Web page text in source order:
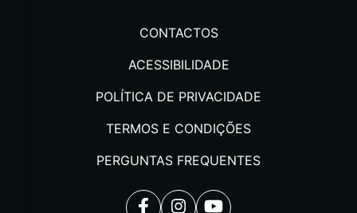
CONTACTOS
ACESSIBILIDADE
POLÍTICA DE PRIVACIDADE
TERMOS E CONDIÇÕES
PERGUNTAS FREQUENTES